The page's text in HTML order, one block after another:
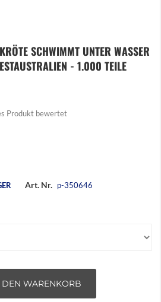
SCHWIMMT UNTER WASSER
- 1.000 TEILE
Produkt bewertet
Art. Nr. p-350646
DEN WARENKORB